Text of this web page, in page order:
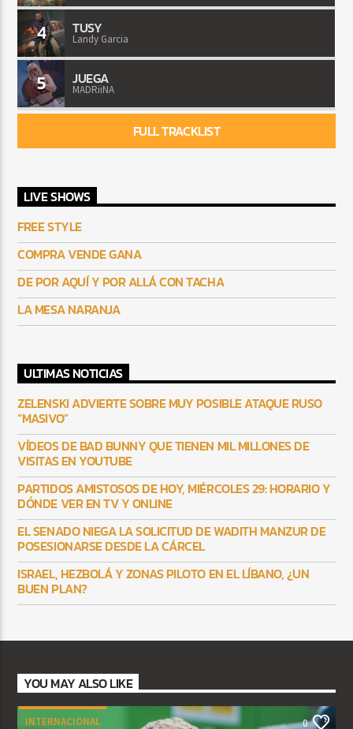
4 TUSY
Landy Garcia
5 JUEGA
MADRiiNA
FULL TRACKLIST
LIVE SHOWS
FREE STYLE
COMPRA VENDE GANA
DE POR AQUÍ Y POR ALLÁ CON TACHA
LA MESA NARANJA
ULTIMAS NOTICIAS
ZELENSKI ADVIERTE SOBRE MUY POSIBLE ATAQUE RUSO
“MASIVO”
VÍDEOS DE BAD BUNNY QUE TIENEN MIL MILLONES DE
VISITAS EN YOUTUBE
PARTIDOS AMISTOSOS DE HOY, MIÉRCOLES 29: HORARIO Y
DÓNDE VER EN TV Y ONLINE
EL SENADO NIEGA LA SOLICITUD DE WADITH MANZUR DE
POSESIONARSE DESDE LA CÁRCEL
ISRAEL, HEZBOLÁ Y ZONAS PILOTO EN EL LÍBANO, ¿UN
BUEN PLAN?
YOU MAY ALSO LIKE
INTERNACIONAL 0